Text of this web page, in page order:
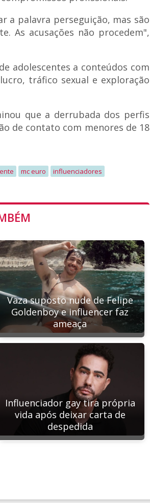
a palavra perseguição, mas são
As acusações não procedem",
adolescentes a conteúdos com
tráfico sexual e exploração
que a derrubada dos perfis
de contato com menores de 18
mc euro influenciadores
Vaza suposto nude de Felipe
Goldenboy e influencer faz
ameaça
Influenciador gay tira própria
vida após deixar carta de
despedida